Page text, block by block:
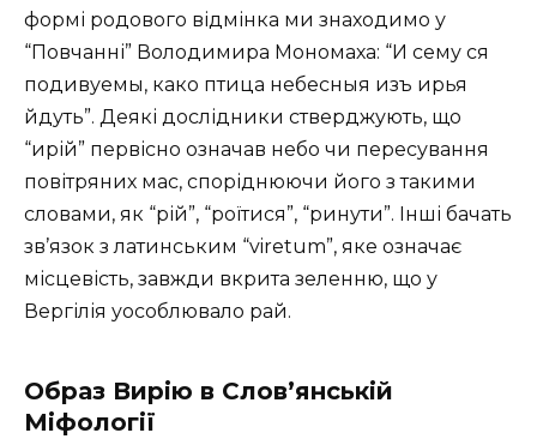
формі родового відмінка ми знаходимо у
“Повчанні” Володимира Мономаха: “И сему ся
подивуемы, како птица небесныя изъ ирья
йдуть”. Деякі дослідники стверджують, що
“ирій” первісно означав небо чи пересування
повітряних мас, споріднюючи його з такими
словами, як “рій”, “роїтися”, “ринути”. Інші бачать
зв’язок з латинським “viretum”, яке означає
місцевість, завжди вкрита зеленню, що у
Вергілія уособлювало рай.
Образ Вирію в Слов’янській
Міфології